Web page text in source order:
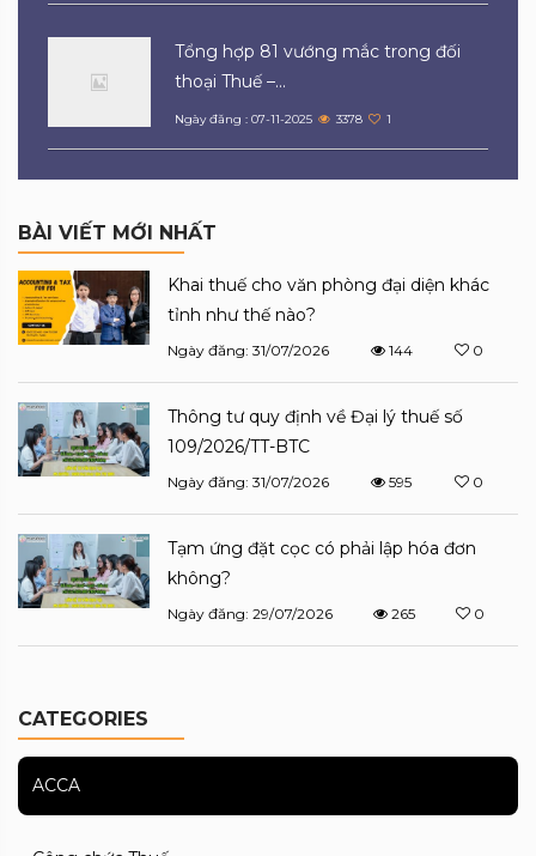
Tổng hợp 81 vướng mắc trong đối
thoại Thuế –...
Ngày đăng : 07-11-2025 3378 1
BÀI VIẾT MỚI NHẤT
Khai thuế cho văn phòng đại diện khác
tỉnh như thế nào?
Ngày đăng: 31/07/2026 144 0
Thông tư quy định về Đại lý thuế số
109/2026/TT-BTC
Ngày đăng: 31/07/2026 595 0
Tạm ứng đặt cọc có phải lập hóa đơn
không?
Ngày đăng: 29/07/2026 265 0
CATEGORIES
ACCA